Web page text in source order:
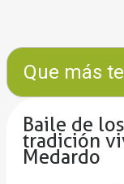
Que más
Baile de
tradición
Medardo